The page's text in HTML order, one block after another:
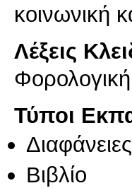
κοινωνική
Λέξεις
Τύποι
Διαφάνειες
Βιβλίο